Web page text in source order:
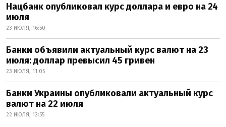
Нацбанк опубликовал курс доллара и евро на 24
июля
23 ИЮЛЯ, 16:50
Банки объявили актуальный курс валют на 23
июля: доллар превысил 45 гривен
23 ИЮЛЯ, 11:05
Банки Украины опубликовали актуальный курс
валют на 22 июля
22 ИЮЛЯ, 12:55